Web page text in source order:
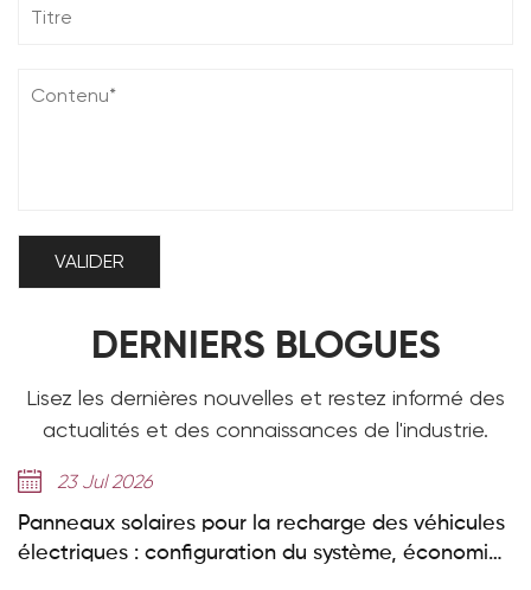
DERNIERS BLOGUES
Lisez les dernières nouvelles et restez informé des
actualités et des connaissances de l'industrie.
pour la recharge des véhicules
du système, économies
Cellules 314
Deye GE-F